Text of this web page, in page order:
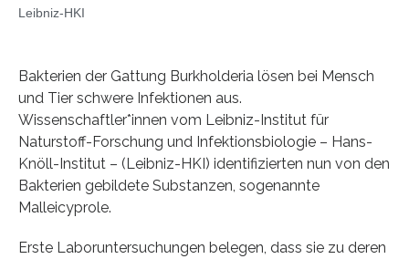
Leibniz-HKI
Bakterien der Gattung Burkholderia lösen bei Mensch
und Tier schwere Infektionen aus.
Wissenschaftler*innen vom Leibniz-Institut für
Naturstoff-Forschung und Infektionsbiologie – Hans-
Knöll-Institut – (Leibniz-HKI) identifizierten nun von den
Bakterien gebildete Substanzen, sogenannte
Malleicyprole.
Erste Laboruntersuchungen belegen, dass sie zu deren